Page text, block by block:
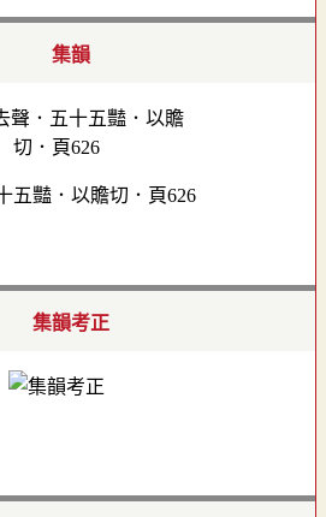
集韻
五豔．以贍切．頁626
集韻考正